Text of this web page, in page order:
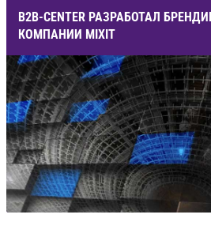
B2B-CENTER РАЗРАБОТАЛ
КОМПАНИИ MIXIT